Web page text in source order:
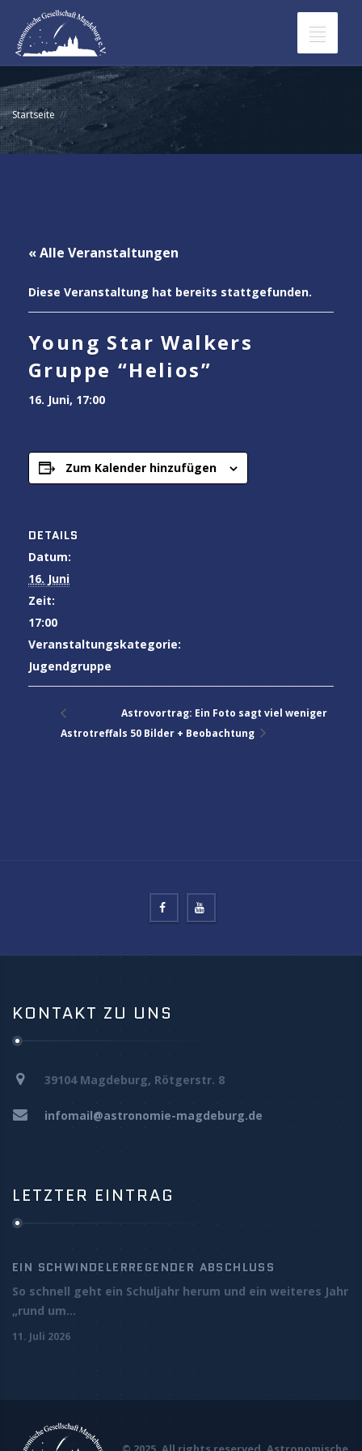
Toggle
Veranstaltungen
Werde Mitglied in der AGM
Startseite
« Alle Veranstaltungen
Diese Veranstaltung hat bereits stattgefunden.
Young Star Walkers
Gruppe “Helios”
16. Juni, 17:00
Zum Kalender hinzufügen
DETAILS
Datum:
16. Juni
Zeit:
17:00
Veranstaltungskategorie:
Jugendgruppe
Astrotreff
Astrovortrag: Ein Foto sagt viel weniger
als 50 Bilder + Beobachtung
KONTAKT ZU UNS
39104 Magdeburg, Rötgerstr. 8
infomail@astronomie-magdeburg.de
LETZTER EINTRAG
EIN SCHWINDELERREGENDER ABSCHLUSS
So schnell geht ein Schuljahr herum und ein weiteres Jahr
„rund um...
11. Juli 2026